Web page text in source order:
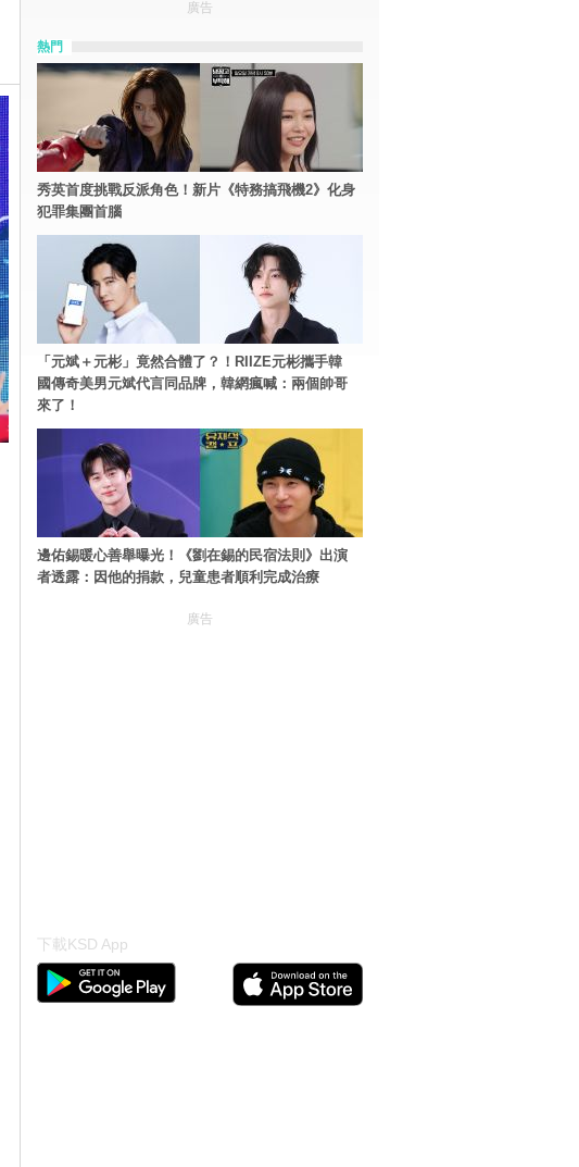
廣告
熱門
秀英首度挑戰反派角色！新片《特務搞飛機2》化身
犯罪集團首腦
「元斌＋元彬」竟然合體了？！RIIZE元彬攜手韓
國傳奇美男元斌代言同品牌，韓網瘋喊：兩個帥哥
來了！
邊佑錫暖心善舉曝光！《劉在錫的民宿法則》出演
者透露：因他的捐款，兒童患者順利完成治療
廣告
下載KSD App